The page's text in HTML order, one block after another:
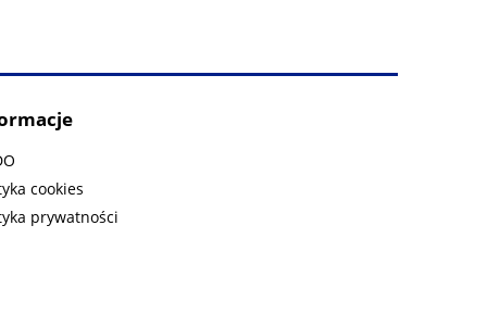
cookies
prywatności